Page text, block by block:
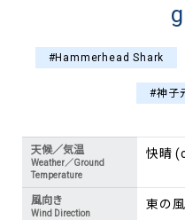
#Hammerhead Shark
#神子
天候／気温
Weather／Ground
Temperature
快晴
風向き
Wind Direction
東の